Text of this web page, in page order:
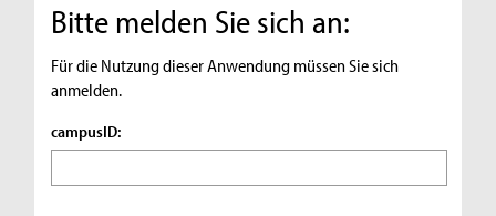
Bitte melden Sie sich an:
Für die Nutzung dieser Anwendung müssen Sie sich
anmelden.
campusID: